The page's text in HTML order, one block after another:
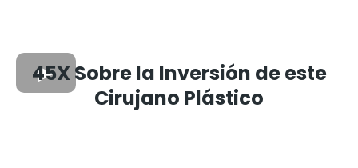
45X Sobre la Inversión de este
Cirujano Plástico